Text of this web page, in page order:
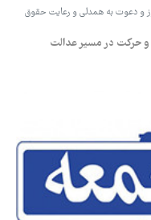
و دعوت به همدلی و رعایت حقوق
حرکت در مسیر عدالت